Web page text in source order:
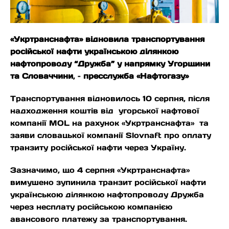
«Укртранснафта» відновила транспортування
російської нафти українською ділянкою
нафтопроводу “Дружба” у напрямку Угорщини
та Словаччини, – пресслужба «Нафтогазу»
Транспортування відновилось 10 серпня, після
надходження коштів від угорської нафтової
компанії MOL на рахунок «Укртранснафта» та
заяви словацької компанії Slovnaft про оплату
транзиту російської нафти через Україну.
Зазначимо, що 4 серпня «Укртранснафта»
вимушено зупинила транзит російської нафти
українською ділянкою нафтопроводу Дружба
через несплату російською компанією
авансового платежу за транспортування.